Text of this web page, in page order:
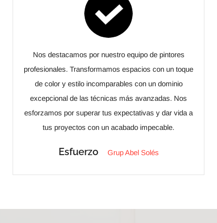
Nos destacamos por nuestro equipo de pintores
profesionales. Transformamos espacios con un toque
de color y estilo incomparables con un dominio
excepcional de las técnicas más avanzadas. Nos
esforzamos por superar tus expectativas y dar vida a
tus proyectos con un acabado impecable.
Esfuerzo Grup Abel Solés